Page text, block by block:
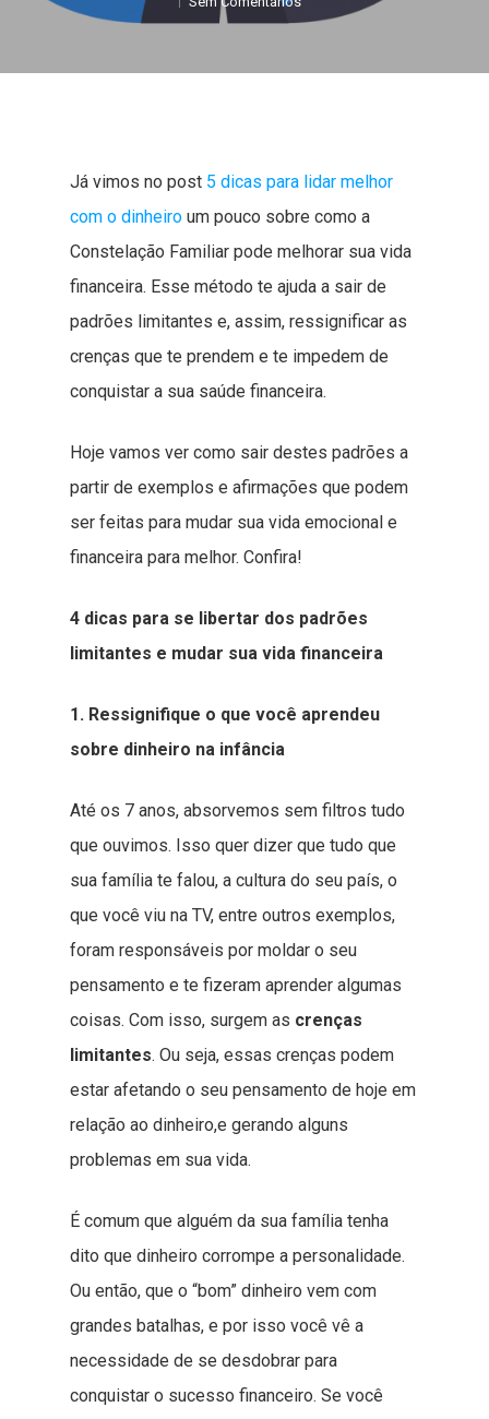
Já vimos no post 5 dicas para lidar melhor
com o dinheiro um pouco sobre como a
Constelação Familiar pode melhorar sua vida
financeira. Esse método te ajuda a sair de
padrões limitantes e, assim, ressignificar as
crenças que te prendem e te impedem de
conquistar a sua saúde financeira.
Hoje vamos ver como sair destes padrões a
partir de exemplos e afirmações que podem
ser feitas para mudar sua vida emocional e
financeira para melhor. Confira!
4 dicas para se libertar dos padrões
limitantes e mudar sua vida financeira
1. Ressignifique o que você aprendeu
sobre dinheiro na infância
Até os 7 anos, absorvemos sem filtros tudo
que ouvimos. Isso quer dizer que tudo que
sua família te falou, a cultura do seu país, o
que você viu na TV, entre outros exemplos,
foram responsáveis por moldar o seu
pensamento e te fizeram aprender algumas
coisas. Com isso, surgem as crenças
limitantes. Ou seja, essas crenças podem
estar afetando o seu pensamento de hoje em
relação ao dinheiro,e gerando alguns
problemas em sua vida.
É comum que alguém da sua família tenha
dito que dinheiro corrompe a personalidade.
Ou então, que o “bom” dinheiro vem com
grandes batalhas, e por isso você vê a
necessidade de se desdobrar para
conquistar o sucesso financeiro. Se você